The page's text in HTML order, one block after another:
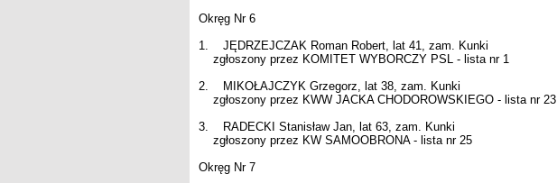
Okręg Nr 6
1. JĘDRZEJCZAK Roman Robert, lat 41, zam. Kunki
zgłoszony przez KOMITET WYBORCZY PSL - lista nr 1
2. MIKOŁAJCZYK Grzegorz, lat 38, zam. Kunki
zgłoszony przez KWW JACKA CHODOROWSKIEGO - lista nr 23
3. RADECKI Stanisław Jan, lat 63, zam. Kunki
zgłoszony przez KW SAMOOBRONA - lista nr 25
Okręg Nr 7